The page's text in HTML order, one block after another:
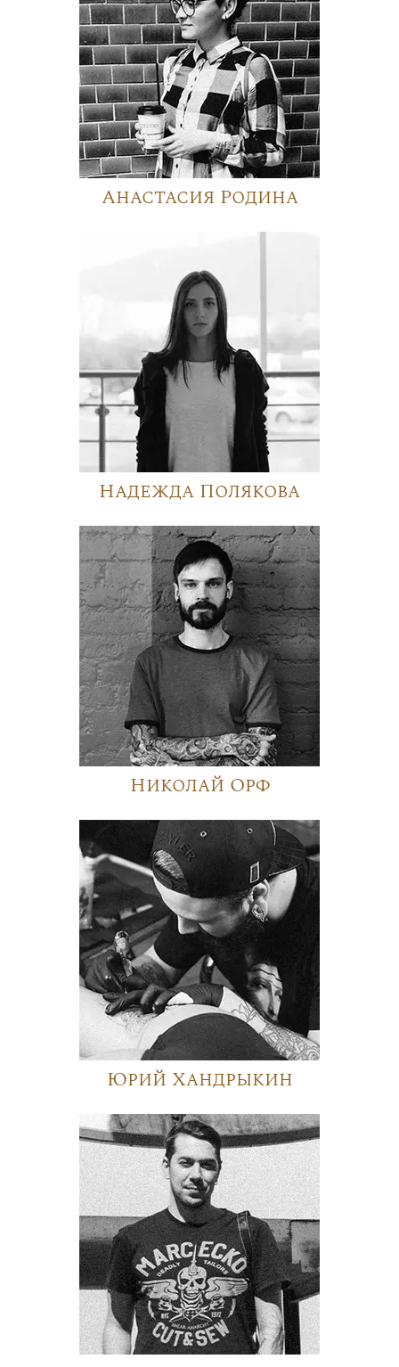
Анастасия Родина
Надежда Полякова
Николай Орф
Юрий Хандрыкин